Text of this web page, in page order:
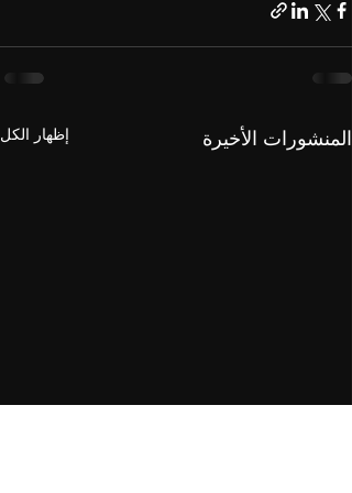
المنشورات الأخيرة إظهار الكل